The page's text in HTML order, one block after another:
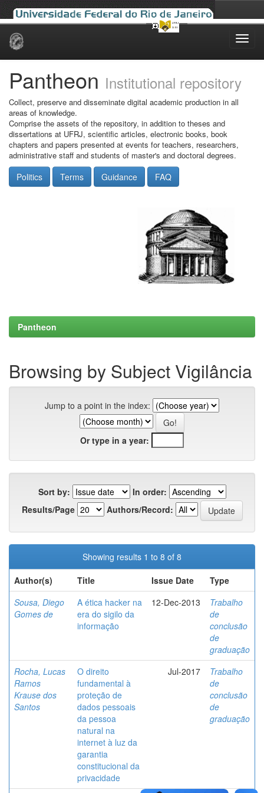
Skip
Pantheon Institutional repository
Collect, preserve and disseminate digital academic production in all
areas of knowledge.
Comprise the assets of the repository, in addition to theses and
dissertations at UFRJ, scientific articles, electronic books, book
chapters and papers presented at events for teachers, researchers,
administrative staff and students of master's and doctoral degrees.
Politics Terms Guidance FAQ
Pantheon
Browsing by Subject Vigilância
Jump to a point in the index:
Or type in a year:
Sort by:
In order:
Results/Page
Authors/Record:
Showing results 1 to 8 of 8
Author(s)
Title Issue Date
Type
Sousa, Diego
Gomes de
A ética hacker na
era do sigilo da
informação
12-Dec-2013
Trabalho
de
conclusão
de
graduação
Rocha, Lucas
Ramos
Krause dos
Santos
O direito
fundamental à
proteção de
dados pessoais
da pessoa
natural na
internet à luz da
garantia
constitucional da
privacidade
Jul-2017
Trabalho
de
conclusão
de
graduação